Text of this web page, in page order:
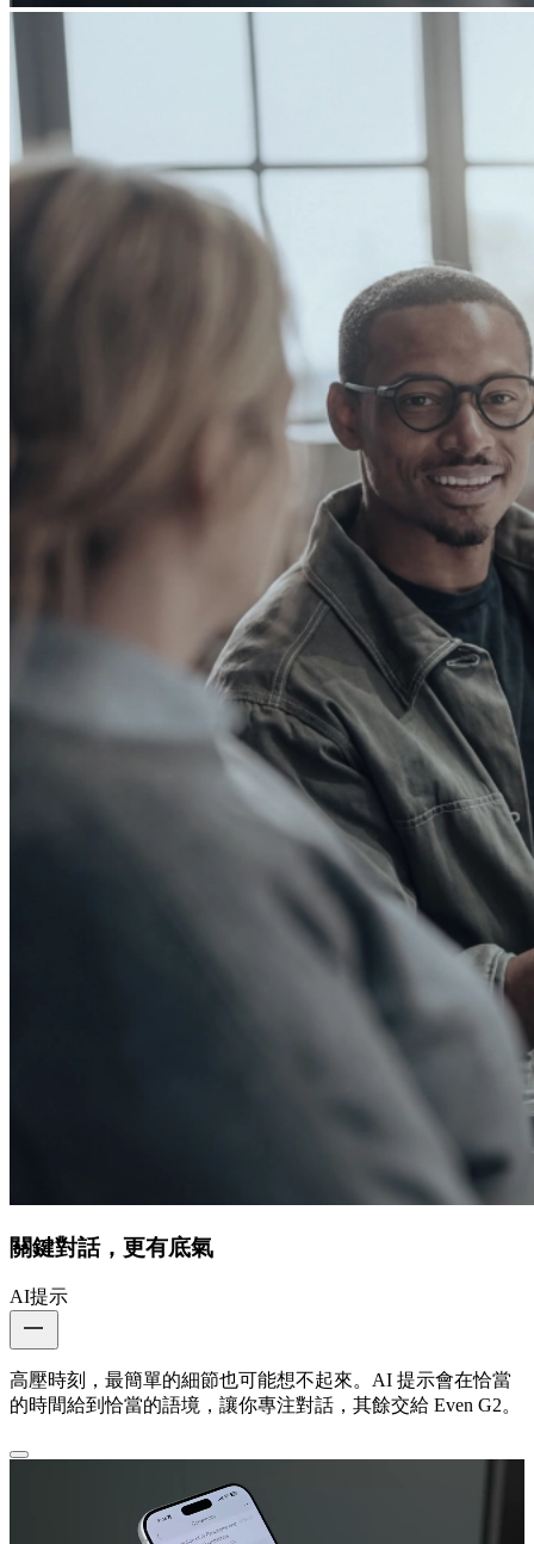
關鍵對話，更有底氣
AI提示
高壓時刻，最簡單的細節也可能想不起來。AI 提示會在恰當
的時間給到恰當的語境，讓你專注對話，其餘交給 Even G2。